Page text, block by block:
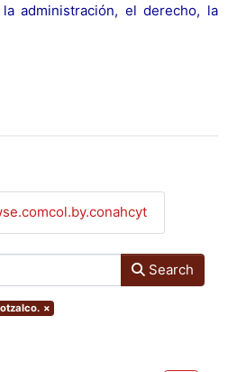
administración, el derecho, la
Search
×